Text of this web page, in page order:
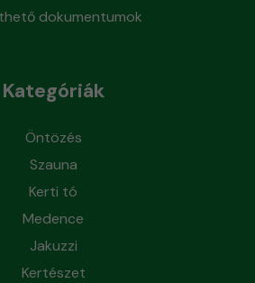
dokumentumok
Kategóriák
Öntözés
Szauna
Kerti tó
Medence
Jakuzzi
Kertészet